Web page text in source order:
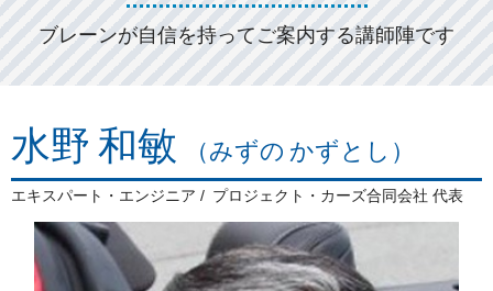
ブレーンが自信を持ってご案内する講師陣です
水野 和敏 （みずの かずとし）
エキスパート・エンジニア プロジェクト・カーズ合同会社 代表